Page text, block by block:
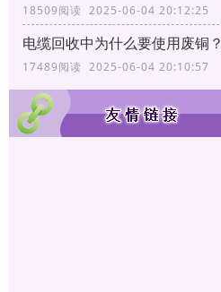
18509阅读 2025-06-04 20:12:25
电缆回收中为什么要使用废铜？
17489阅读 2025-06-04 20:10:57